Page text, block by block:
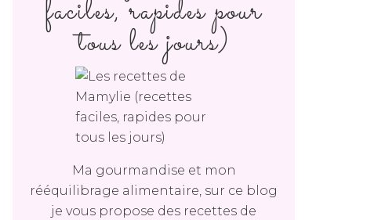
faciles, rapides pour
tous les jours)
Ma gourmandise et mon
rééquilibrage alimentaire, sur ce blog
je vous propose des recettes de